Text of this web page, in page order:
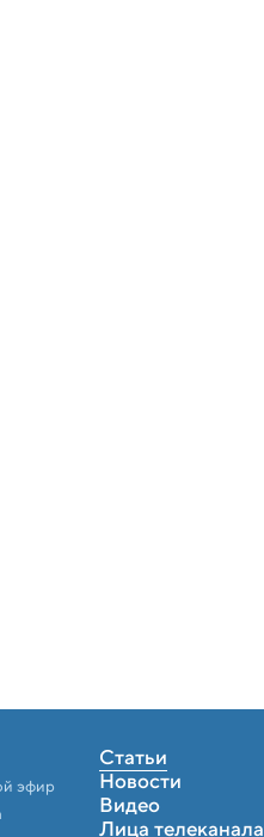
эфир
Статьи
Новости
Видео
Лица телеканала